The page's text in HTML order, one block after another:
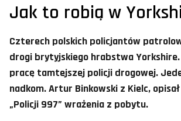
Jak to robią w
Czterech polskich policjantów
drogi brytyjskiego hrabstwa Yorkshire.
pracę tamtejszej policji drogowej.
nadkom. Artur Binkowski z Kielc,
„Policji 997” wrażenia z pobytu.